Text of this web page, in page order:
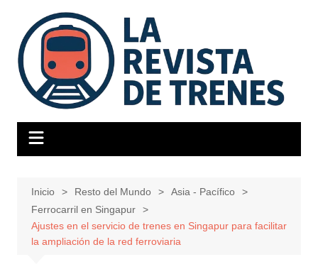
contenido
Inicio Resto del Mundo
Asia - Pacífico
Ferrocarril en Singapur
Ajustes en el servicio de trenes en Singapur para facilitar
la ampliación de la red ferroviaria